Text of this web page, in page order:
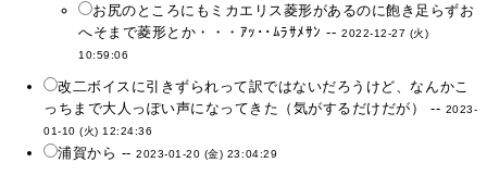
お尻のところにもミカエリス菱形があるのに飽き足らずお
へそまで菱形とか・・・ｱｯ･･ﾑﾗｻﾒｻﾝ -- 2022-12-27 (火)
10:59:06
改二ボイスに引きずられって訳ではないだろうけど、なんかこ
っちまで大人っぽい声になってきた（気がするだけだが） -- 2023-
01-10 (火) 12:24:36
浦賀から --2023-01-20 (金) 23:04:29